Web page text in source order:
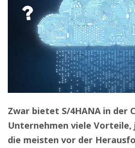
Zwar bietet S/4HANA in der
Unternehmen viele Vorteile,
die meisten vor der